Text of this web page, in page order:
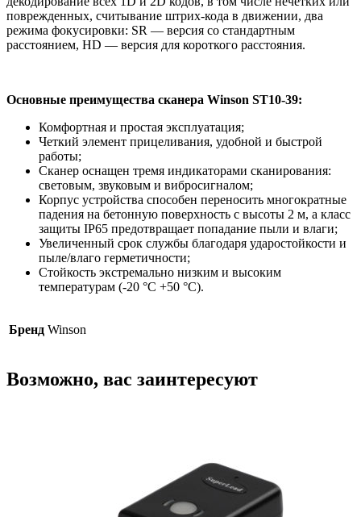
поврежденных, считывание штрих-кода в движении, два
режима фокусировки: SR — версия со стандартным
расстоянием, HD — версия для короткого расстояния.
Основные преимущества сканера Winson ST10-39:
Комфортная и простая эксплуатация;
Четкий элемент прицеливания, удобной и быстрой
работы;
Сканер оснащен тремя индикаторами сканирования:
световым, звуковым и вибросигналом;
Корпус устройства способен переносить многократные
падения на бетонную поверхность с высоты 2 м, а класс
защиты IP65 предотвращает попадание пыли и влаги;
Увеличенный срок службы благодаря ударостойкости и
пыле/влаго герметичности;
Стойкость экстремально низким и высоким
температурам (-20 °C +50 °C).
Бренд Winson
Возможно, вас заинтересуют